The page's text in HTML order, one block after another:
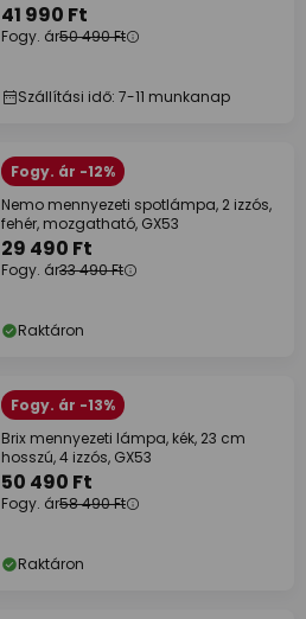
41 990 Ft
Fogy. ár50 490 Ft
Szállítási idő: 7-11 munkanap
Fogy. ár -12%
Nemo mennyezeti spotlámpa, 2 izzós,
fehér, mozgatható, GX53
29 490 Ft
Fogy. ár33 490 Ft
Raktáron
Fogy. ár -13%
Brix mennyezeti lámpa, kék, 23 cm
hosszú, 4 izzós, GX53
50 490 Ft
Fogy. ár58 490 Ft
Raktáron